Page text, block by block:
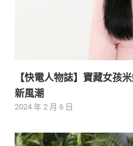
【快電人物誌】寶藏女孩
新風潮
2024 年 2 月 6 日